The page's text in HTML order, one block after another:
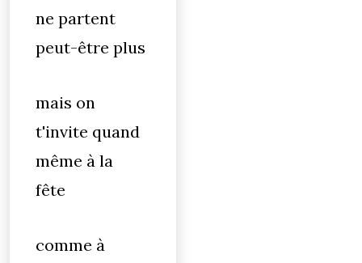
ne partent
peut-être plus
mais on
t'invite quand
même à la
fête
comme à